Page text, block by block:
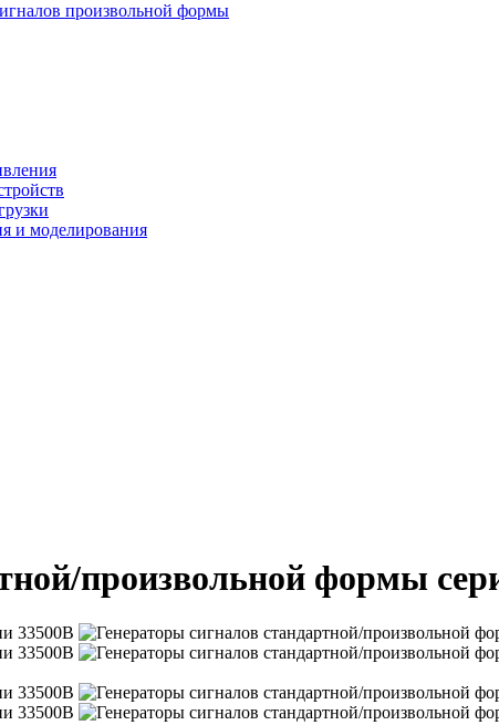
произвольной формы
и моделирования
произвольной формы